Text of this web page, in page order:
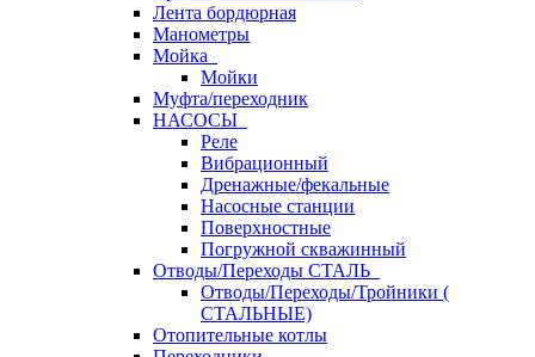
Лента бордюрная
Манометры
Мойка
Мойки
Муфта/переходник
НАСОСЫ
Реле
Вибрационный
Дренажные/фекальные
Насосные станции
Поверхностные
Погружной скважинный
Отводы/Переходы СТАЛЬ
Отводы/Переходы/Тройники (
СТАЛЬНЫЕ)
Отопительные котлы